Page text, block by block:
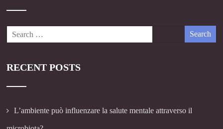
RECENT POSTS
L’ambiente può influenzare la salute mentale attraverso il